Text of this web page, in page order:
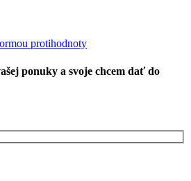
protihodnoty
ponuky a svoje chcem dať do